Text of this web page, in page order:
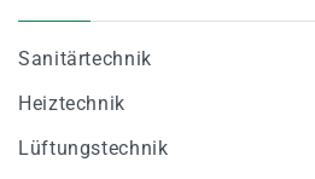
Sanitärtechnik
Heiztechnik
Lüftungstechnik